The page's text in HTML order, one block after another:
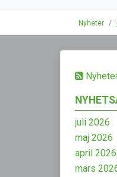
Nyheter
juli 2026
maj 2026
april 2026
mars